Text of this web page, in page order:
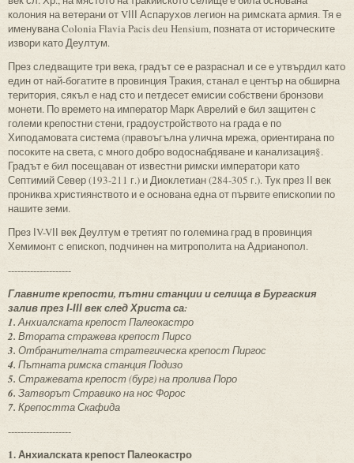
колония на ветерани от VІІІ Аспарухов легион на римската армия. Тя е
именувана Colonia Flavia Pacis deu Hensium, позната от историческите
извори като Деултум.
През следващите три века, градът се е разраснал и се е утвърдил като
един от най-богатите в провинция Тракия, станал е център на обширна
територия, сякъл е над сто и петдесет емисии собствени бронзови
монети. По времето на император Марк Аврелий е бил защитен с
големи крепостни стени, градоустройството на града е по
Хиподамовата система (правоъгълна улична мрежа, ориентирана по
посоките на света, с много добро водоснабдяване и канализация§.
Градът е бил посещаван от известни римски императори като
Септимий Север (193-211 г.) и Диоклетиан (284-305 г.). Тук през ІІ век
прониква християнството и е основана една от първите епископии по
нашите земи.
През ІV-VІІ век Деултум е третият по големина град в провинция
Хемимонт с епископ, подчинен на митрополита на Адрианопол.
--------------------
Главните крепости, пътни станции и селища в Бургаския
залив през І-ІІІ век след Христа са:
1.Анхиалската крепост Палеокастро
2. Втората стражева крепост Пирсо
3. Отбранителната стратегическа крепост Пиргос
4. Пътната римска станция Подизо
5. Стражевата крепост (бург) на пролива Поро
6. Затворът Стравико на нос Форос
7. Крепостта Скафида
--------------------
1. Анхиалската крепост Палеокастро